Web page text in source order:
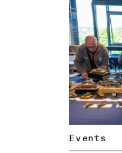
Events